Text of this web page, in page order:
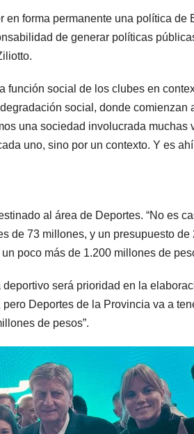
en forma permanente una política de
de generar políticas
social de los clubes en
social, donde comienzan
una sociedad involucrada muchas
uno, sino por un contexto. Y es
al área de Deportes. “No es
de 73 millones, y un presupuesto
poco más de 1.200 millones de
será prioridad en la
Deportes de la Provincia va a
de pesos”.